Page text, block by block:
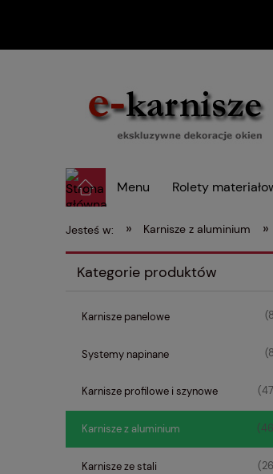
Menu Rolety
Jesteś w: » Karnisze z aluminium »
Kategorie produktów
Karnisze panelowe
Systemy napinane
Karnisze profilowe i szynowe
Karnisze z aluminium
Karnisze ze stali